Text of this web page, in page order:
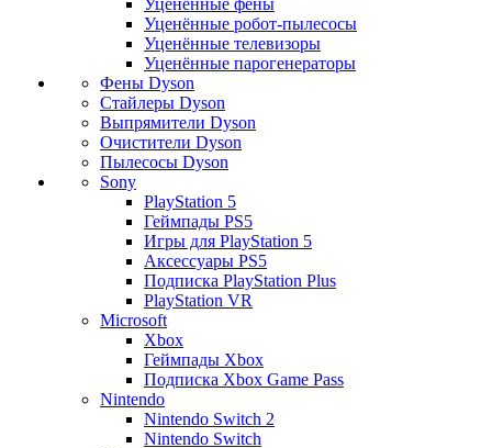
Уценённые фены
Уценённые робот-пылесосы
Уценённые телевизоры
Уценённые парогенераторы
Фены Dyson
Стайлеры Dyson
Выпрямители Dyson
Очистители Dyson
Пылесосы Dyson
Sony
PlayStation 5
Геймпады PS5
Игры для PlayStation 5
Аксессуары PS5
Подписка PlayStation Plus
PlayStation VR
Microsoft
Xbox
Геймпады Xbox
Подписка Xbox Game Pass
Nintendo
Nintendo Switch 2
Nintendo Switch